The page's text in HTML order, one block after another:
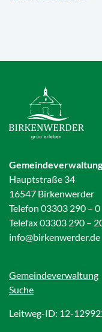
Gemeindeverwaltung
Hauptstraße 34
16547 Birkenwerder
Telefon 03303 290 – 0
Telefax 03303 290 –
info@birkenwerder.de
Gemeindeverwaltung
Suche
Leitweg-ID: 12-